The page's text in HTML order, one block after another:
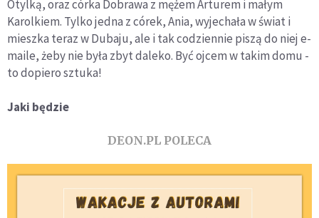
Otylką, oraz córka Dobrawa z mężem Arturem i małym
Karolkiem. Tylko jedna z córek, Ania, wyjechała w świat i
mieszka teraz w Dubaju, ale i tak codziennie piszą do niej e-
maile, żeby nie była zbyt daleko. Być ojcem w takim domu -
to dopiero sztuka!
Jaki będzie
DEON.PL POLECA